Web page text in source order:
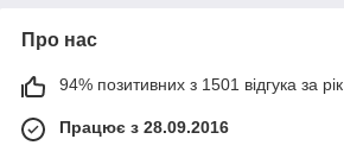
Про нас
94% позитивних з 1501 відгука за рік
Працює з 28.09.2016